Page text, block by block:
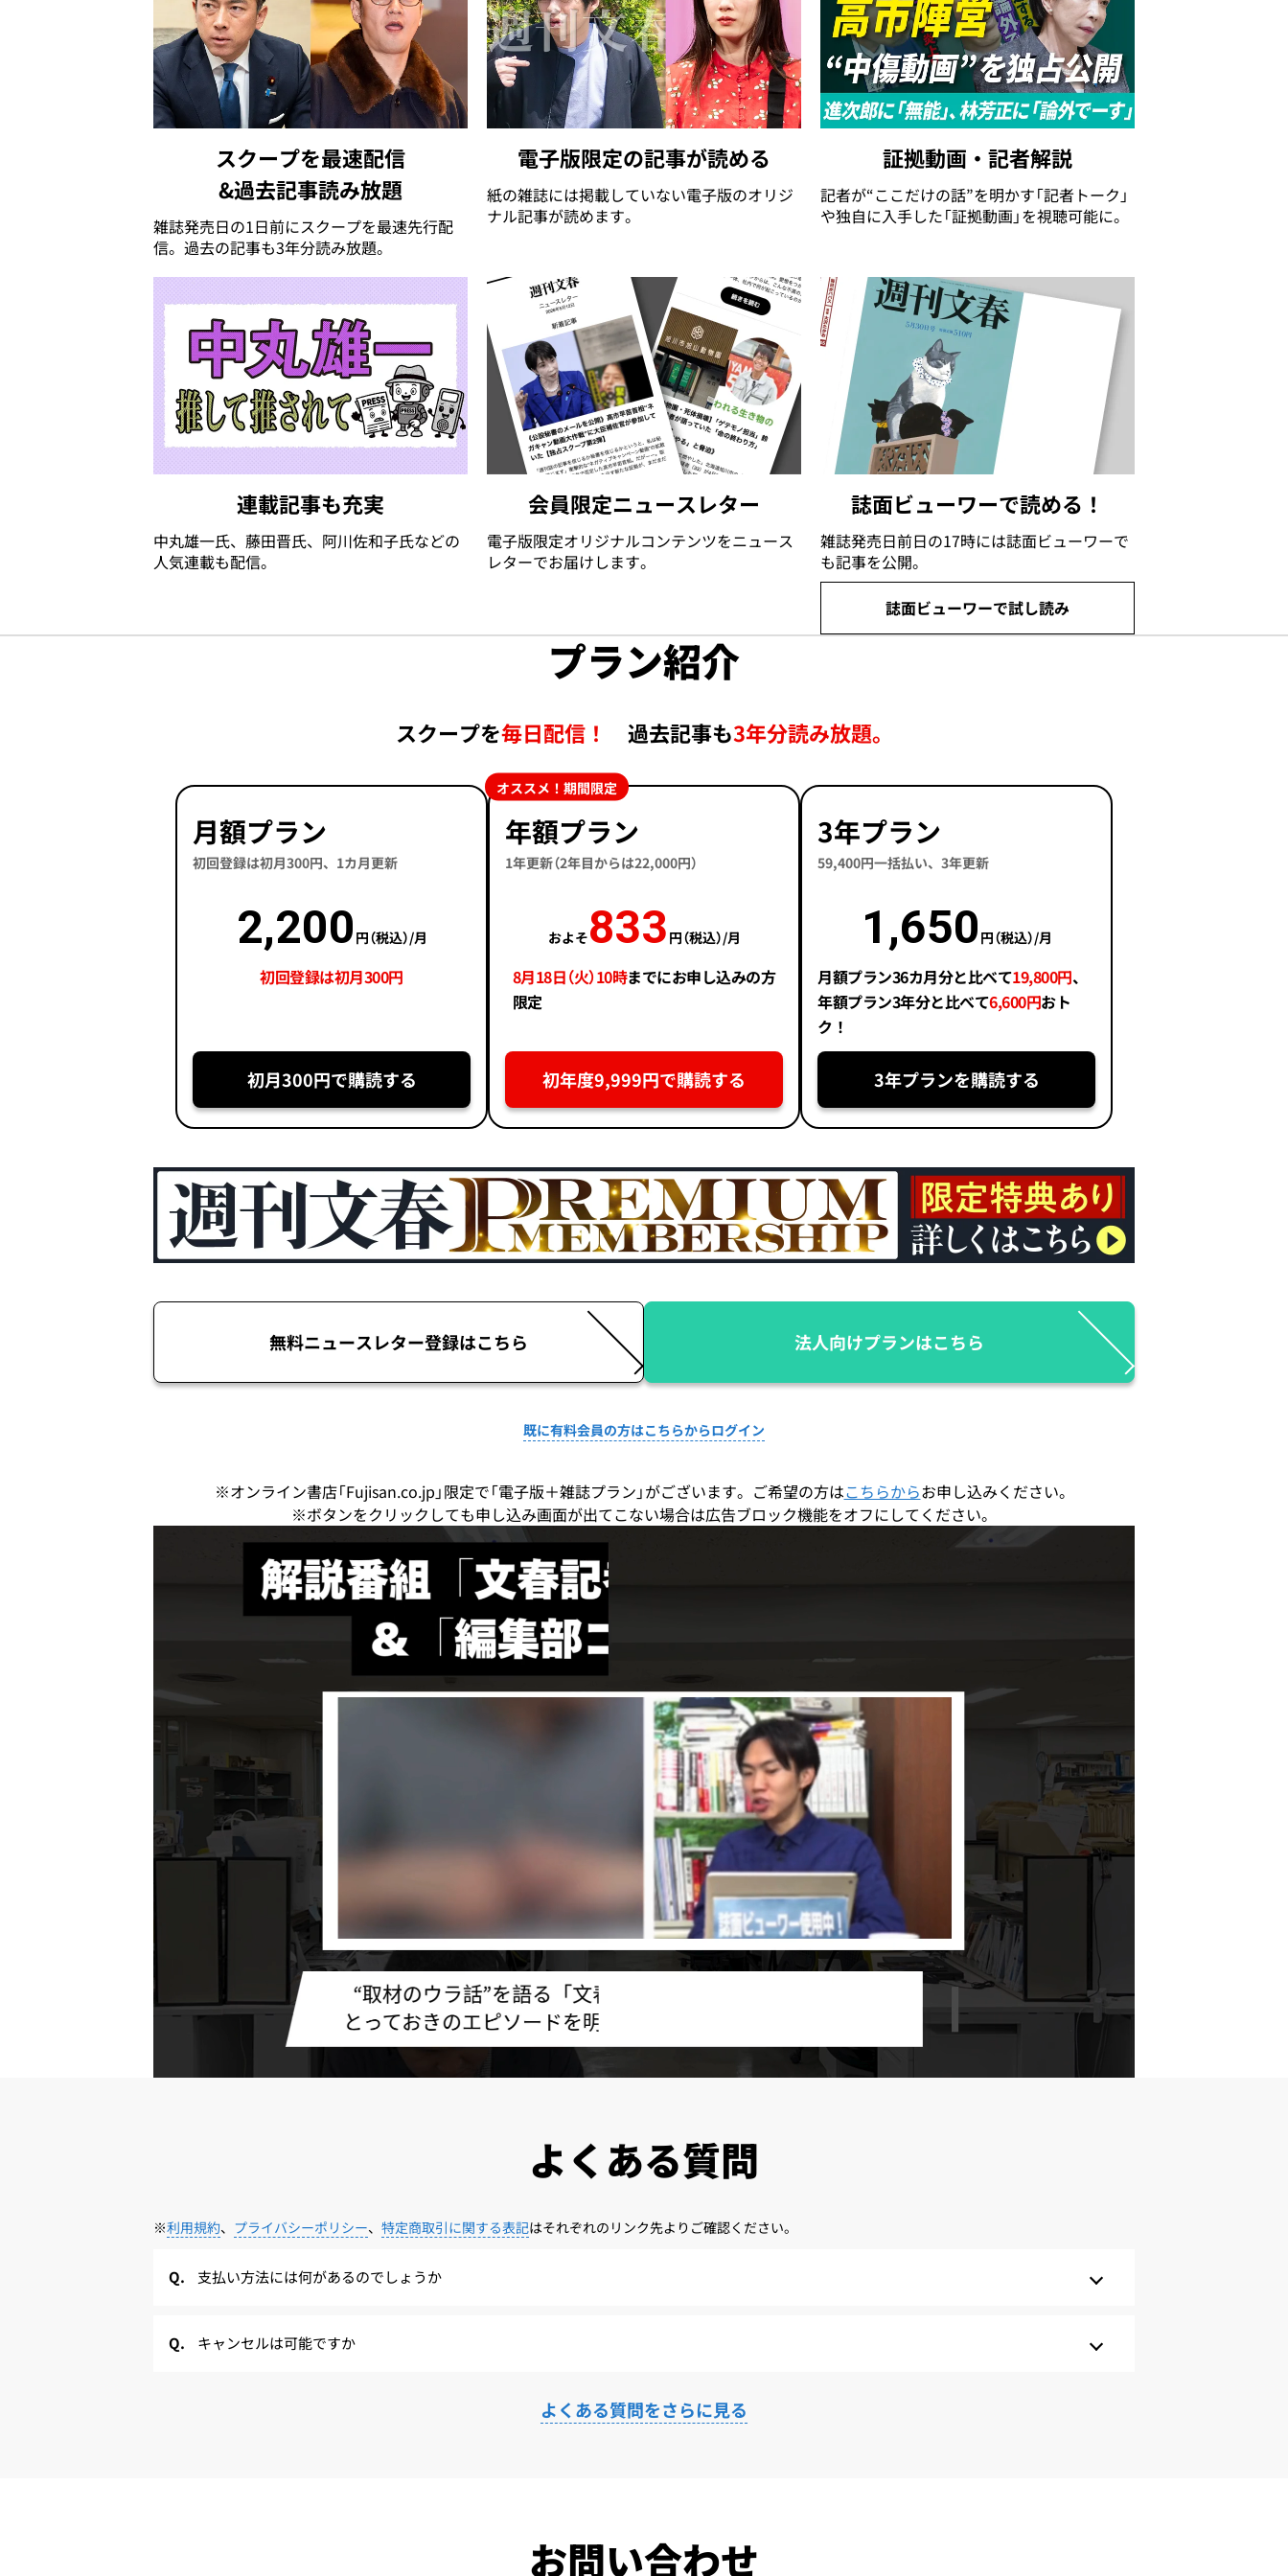
スクープを最速配信
&過去記事読み放題
雑誌発売日の1日前にスクープを最速先行配
信。過去の記事も3年分読み放題。
電子版限定の記事が読める
紙の雑誌には掲載していない電子版のオリジ
ナル記事が読めます。
証拠動画・記者解説
記者が“ここだけの話”を明かす「記者トーク」
や独自に入手した「証拠動画」を視聴可能に。
連載記事も充実
中丸雄一氏、藤田晋氏、阿川佐和子氏などの
人気連載も配信。
会員限定ニュースレター
電子版限定オリジナルコンテンツをニュース
レターでお届けします。
誌面ビューワーで読める！
雑誌発売日前日の17時には誌面ビューワーで
も記事を公開。
誌面ビューワーで試し読み
プラン紹介
スクープを毎日配信！ 過去記事も3年分読み放題。
月額プラン
初回登録は初月300円、1カ月更新
2,200 円（税込）/月
初回登録は初月300円
初月300円で購読する
年額プラン
1年更新（2年目からは22,000円）
およそ833 円（税込）/月
8月18日（火）10時までにお申し込みの方
限定
初年度9,999円で購読する
オススメ！期間限定
3年プラン
59,400円一括払い、3年更新
1,650 円（税込）/月
月額プラン36カ月分と比べて19,800円、
年額プラン3年分と比べて6,600円おト
ク！
3年プランを購読する
無料ニュースレター登録はこちら 法人向けプランはこちら
既に有料会員の方はこちらからログイン
※オンライン書店「Fujisan.co.jp」限定で「電子版＋雑誌プラン」がございます。ご希望の方はこちらからお申し込みください。
※ボタンをクリックしても申し込み画面が出てこない場合は広告ブロック機能をオフにしてください。
よくある質問
※利用規約、 プライバシーポリシー、 特定商取引に関する表記はそれぞれのリンク先よりご確認ください。
支払い方法には何があるのでしょうか
キャンセルは可能ですか
よくある質問をさらに見る
お問い合わせ